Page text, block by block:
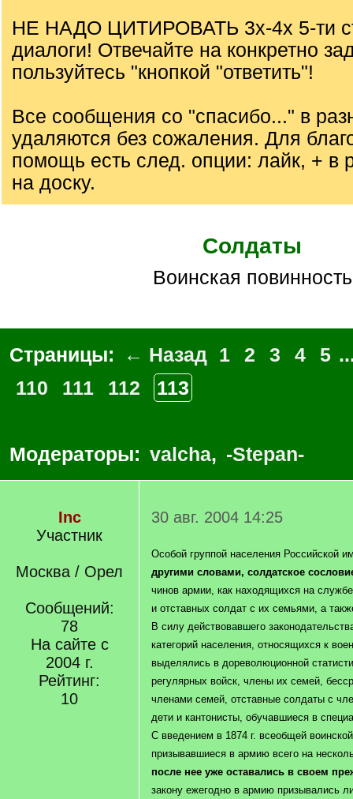
НЕ НАДО ЦИТИРОВАТЬ 3х-4х 5-ти
диалоги! Отвечайте на конкретно
пользуйтесь "кнопкой "ответить"!
Все сообщения со "спасибо..." в
удаляются без сожаления. Для
помощь есть след. опции: лайк, + в
на доску.
Солдаты
Воинская повинность
Страницы: ← Назад 1 2 3 4 5
110
111 112 113
Модераторы: valcha, -Stepan-
Inc
Участник
Москва / Орел
Сообщений:
78
На сайте с
2004 г.
Рейтинг:
10
30 авг. 2004 14:25
Особой группой населения Российской
другими словами, солдатское
чинов армии, как находящихся на
и отставных солдат с их семьями, а
В силу действовавшего
категорий населения, относящихся к
выделялись в дореволюционной
регулярных войск, члены их семей,
членами семей, отставные солдаты с
дети и кантонисты, обучавшиеся в
С введением в 1874 г. всеобщей
призывавшиеся в армию всего на
после нее уже оставались в своем
закону ежегодно в армию призывались